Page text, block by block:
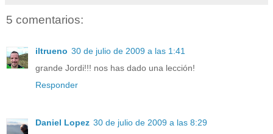
5 comentarios:
iltrueno 30 de julio de 2009 a las 1:41
grande Jordi!!! nos has dado una lección!
Responder
Daniel Lopez 30 de julio de 2009 a las 8:29